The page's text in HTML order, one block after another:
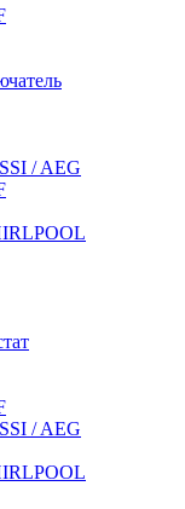
/ AEG
/ AEG